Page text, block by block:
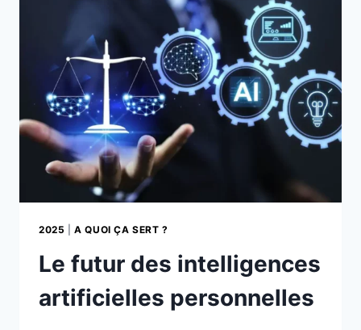
TRANSPARENCE
TECHNOLOGIQUE
2025 |A QUOI ÇA SERT ?
Le futur des intelligences
artificielles personnelles